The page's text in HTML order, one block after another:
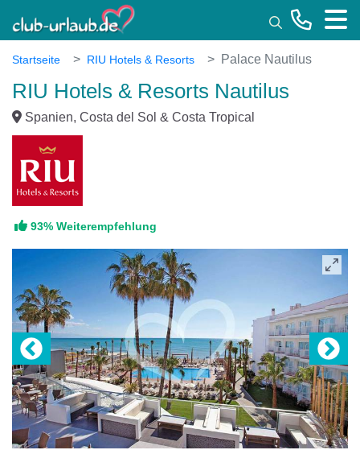
Startseite RIU Hotels & Resorts Palace Nautilus
RIU Hotels & Resorts Nautilus
Spanien, Costa del Sol & Costa Tropical
93% Weiterempfehlung